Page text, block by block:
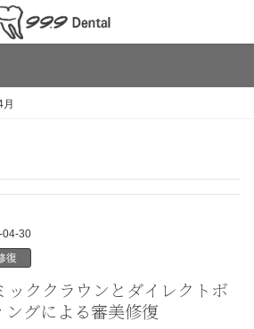
04-30
復
ングによる審美修復